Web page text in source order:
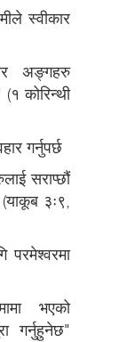
स्वीकार
अङ्गहरु
कोरिन्थी
गर्नुपर्छ
सराप्छौं
३ः९,
परमेश्वरमा
भएको
गर्नुहुनेछ"